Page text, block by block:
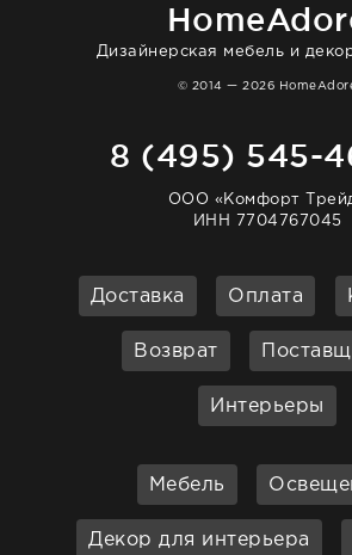
Дизайнерская мебель и
© 2014 — 2026
8 (495) 545-
ООО «Комфорт
ИНН 7704767045
Доставка Оплата
Возврат
Интерьеры
Мебель
Декор для интерьера